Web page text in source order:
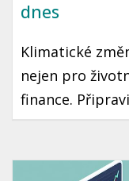
dnes
Klimatické
nejen pro
finance.
jak se
Podíváme se